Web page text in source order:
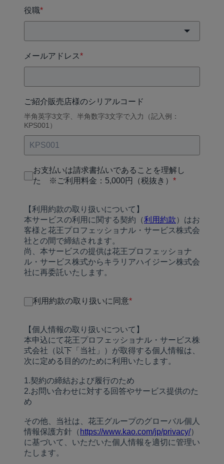
役職*
メールアドレス*
ご紹介販売店様のシリアルコード
半角英字3文字、半角数字3文字で入力（記入例：
KPS001）
お支払いは請求書払いであることを理解し
た ※ご利用料金：5,000円（税抜き） *
【利用約款の取り扱いについて】
本サービスの利用に関する契約（利用約款）はお
客様と花王プロフェッショナル・サービス株式会
社との間で締結されます。
尚、本サービスの提供は花王プロフェッショナ
ル・サービス株式からキラリアハイジーン株式会
社に再委託いたします。
利用約款の取り扱いに同意*
【個人情報の取り扱いについて】
本申込にて花王プロフェッショナル・サービス株
式会社（以下「当社」）が取得する個人情報は、
次に定める目的のために利用いたします。
1.契約の締結および履行のため
2.お問い合わせに対する回答やサービス提供のた
め
その他、当社は、花王グループのグローバル個人
情報保護方針（ https://www.kao.com/jp/privacy/）
に基づいて、いただいた個人情報を適切に管理い
たします。